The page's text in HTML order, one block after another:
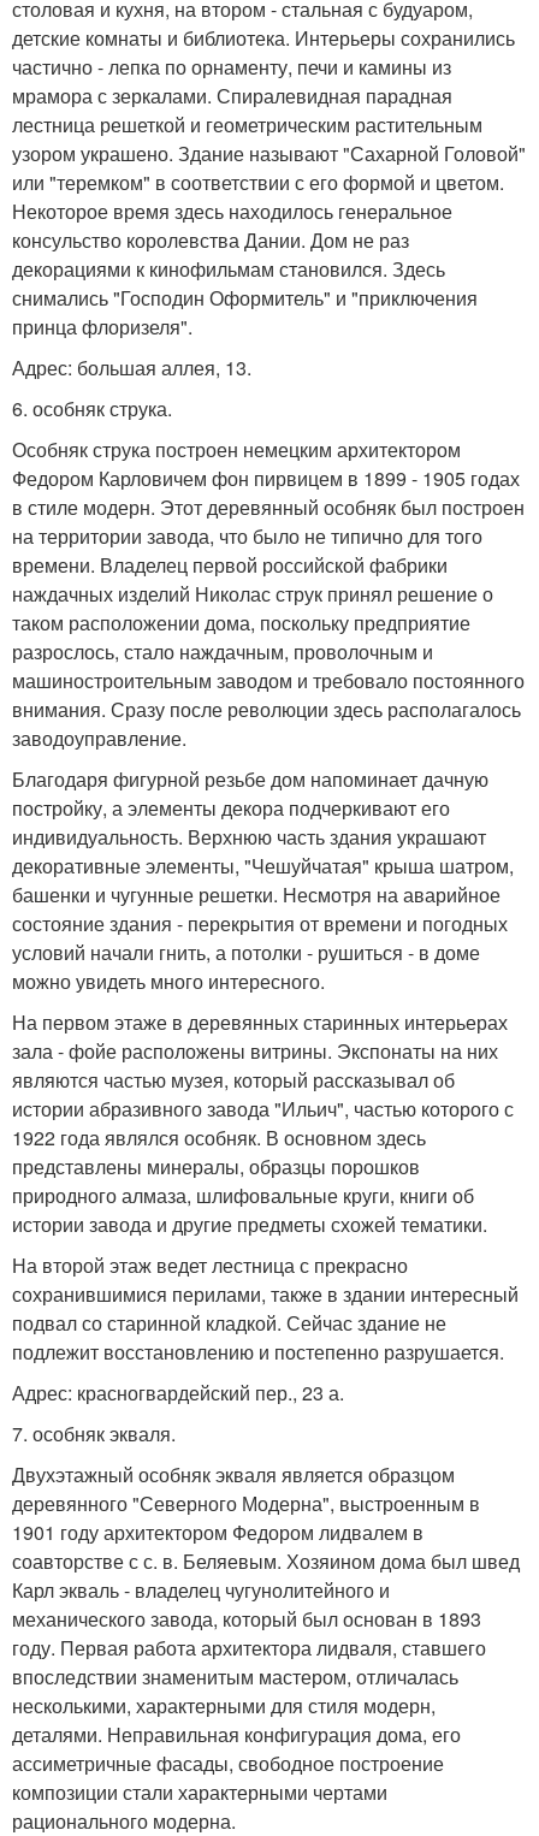
столовая и кухня, на втором - стальная с будуаром,
детские комнаты и библиотека. Интерьеры сохранились
частично - лепка по орнаменту, печи и камины из
мрамора с зеркалами. Спиралевидная парадная
лестница решеткой и геометрическим растительным
узором украшено. Здание называют "Сахарной Головой"
или "теремком" в соответствии с его формой и цветом.
Некоторое время здесь находилось генеральное
консульство королевства Дании. Дом не раз
декорациями к кинофильмам становился. Здесь
снимались "Господин Оформитель" и "приключения
принца флоризеля".
Адрес: большая аллея, 13.
6. особняк струка.
Особняк струка построен немецким архитектором
Федором Карловичем фон пирвицем в 1899 - 1905 годах
в стиле модерн. Этот деревянный особняк был построен
на территории завода, что было не типично для того
времени. Владелец первой российской фабрики
наждачных изделий Николас струк принял решение о
таком расположении дома, поскольку предприятие
разрослось, стало наждачным, проволочным и
машиностроительным заводом и требовало постоянного
внимания. Сразу после революции здесь располагалось
заводоуправление.
Благодаря фигурной резьбе дом напоминает дачную
постройку, а элементы декора подчеркивают его
индивидуальность. Верхнюю часть здания украшают
декоративные элементы, "Чешуйчатая" крыша шатром,
башенки и чугунные решетки. Несмотря на аварийное
состояние здания - перекрытия от времени и погодных
условий начали гнить, а потолки - рушиться - в доме
можно увидеть много интересного.
На первом этаже в деревянных старинных интерьерах
зала - фойе расположены витрины. Экспонаты на них
являются частью музея, который рассказывал об
истории абразивного завода "Ильич", частью которого с
1922 года являлся особняк. В основном здесь
представлены минералы, образцы порошков
природного алмаза, шлифовальные круги, книги об
истории завода и другие предметы схожей тематики.
На второй этаж ведет лестница с прекрасно
сохранившимися перилами, также в здании интересный
подвал со старинной кладкой. Сейчас здание не
подлежит восстановлению и постепенно разрушается.
Адрес: красногвардейский пер., 23 а.
7. особняк экваля.
Двухэтажный особняк экваля является образцом
деревянного "Северного Модерна", выстроенным в
1901 году архитектором Федором лидвалем в
соавторстве с с. в. Беляевым. Хозяином дома был швед
Карл экваль - владелец чугунолитейного и
механического завода, который был основан в 1893
году. Первая работа архитектора лидваля, ставшего
впоследствии знаменитым мастером, отличалась
несколькими, характерными для стиля модерн,
деталями. Неправильная конфигурация дома, его
ассиметричные фасады, свободное построение
композиции стали характерными чертами
рационального модерна.